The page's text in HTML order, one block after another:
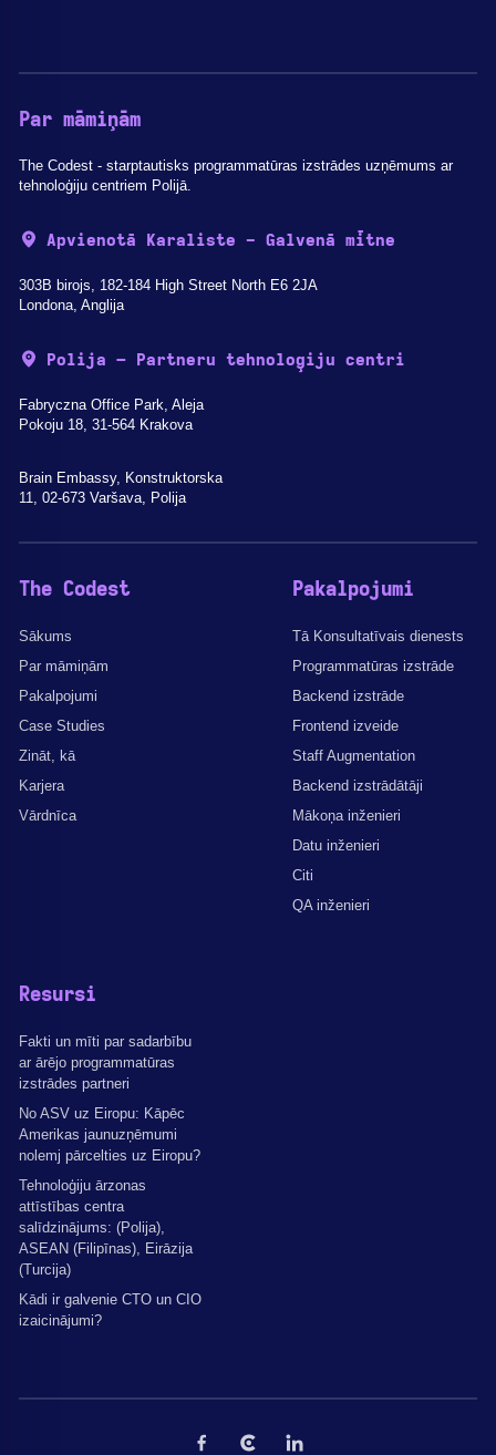
Par māmiņām
The Codest - starptautisks programmatūras izstrādes uzņēmums ar
tehnoloģiju centriem Polijā.
Apvienotā Karaliste - Galvenā mītne
303B birojs, 182-184 High Street North E6 2JA
Londona, Anglija
Polija – Partneru tehnoloģiju centri
Fabryczna Office Park, Aleja
Pokoju 18, 31-564 Krakova
Brain Embassy, Konstruktorska
11, 02-673 Varšava, Polija
The Codest
Sākums
Par māmiņām
Pakalpojumi
Case Studies
Zināt, kā
Karjera
Vārdnīca
Pakalpojumi
Tā Konsultatīvais dienests
Programmatūras izstrāde
Backend izstrāde
Frontend izveide
Staff Augmentation
Backend izstrādātāji
Mākoņa inženieri
Datu inženieri
Citi
QA inženieri
Resursi
Fakti un mīti par sadarbību
ar ārējo programmatūras
izstrādes partneri
No ASV uz Eiropu: Kāpēc
Amerikas jaunuzņēmumi
nolemj pārcelties uz Eiropu?
Tehnoloģiju ārzonas
attīstības centra
salīdzinājums: (Polija),
ASEAN (Filipīnas), Eirāzija
(Turcija)
Kādi ir galvenie CTO un CIO
izaicinājumi?